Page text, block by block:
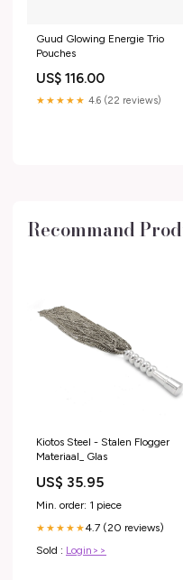
Guud Glowing Energie Trio
Pouches
US$ 116.00
★★★★★ 4.6 (22 reviews)
Recommand
Kiotos Steel - Stalen Flogger
Materiaal_ Glas
US$ 35.95
Min. order: 1 piece
★★★★★4.7 (20 reviews)
Sold : Login>>